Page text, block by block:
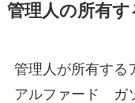
管理人の所有
管理人が所有する
アルファード